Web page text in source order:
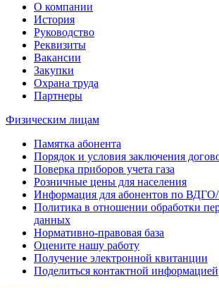
О компании
История
Руководство
Реквизиты
Вакансии
Закупки
Охрана труда
Партнеры
Физическим лицам
Памятка абонента
Порядок и условия заключения
Поверка приборов учета газа
Розничные цены для населения
Информация для абонентов по
Политика в отношении обработки
данных
Нормативно-правовая база
Оцените нашу работу
Получение электронной квитанции
Поделиться контактной информацией